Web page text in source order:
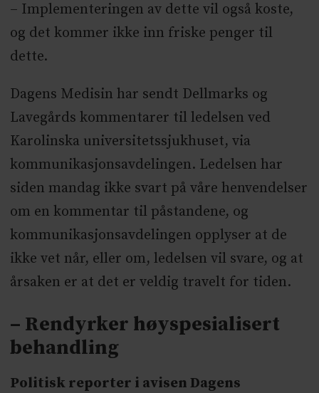
– Implementeringen av dette vil også koste,
og det kommer ikke inn friske penger til
dette.
Dagens Medisin har sendt Dellmarks og
Lavegårds kommentarer til ledelsen ved
Karolinska universitetssjukhuset, via
kommunikasjonsavdelingen. Ledelsen har
siden mandag ikke svart på våre henvendelser
om en kommentar til påstandene, og
kommunikasjonsavdelingen opplyser at de
ikke vet når, eller om, ledelsen vil svare, og at
årsaken er at det er veldig travelt for tiden.
– Rendyrker høyspesialisert
behandling
Politisk reporter i avisen Dagens